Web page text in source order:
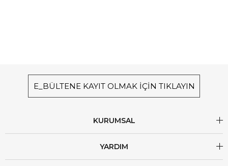
E_BÜLTENE KAYIT OLMAK İÇİN TIKLAYIN
KURUMSAL
YARDIM